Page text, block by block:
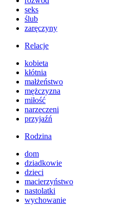
seks
ślub
zaręczyny
Relacje
kobieta
kłótnia
małżeństwo
mężczyzna
miłość
narzeczeni
przyjaźń
Rodzina
dom
dziadkowie
dzieci
macierzyństwo
nastolatki
wychowanie